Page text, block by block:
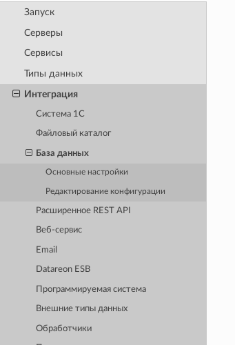
Запуск
Серверы
Сервисы
Типы данных
Интеграция
Система 1С
Файловый каталог
База данных
Основные настройки
Редактирование конфигурации
Расширенное REST API
Веб-сервис
Email
Datareon ESB
Программируемая система
Внешние типы данных
Обработчики